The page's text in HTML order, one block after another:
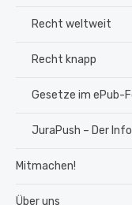
Recht weltweit
Recht knapp
Gesetze im ePub-
JuraPush – Der
Mitmachen!
Über uns